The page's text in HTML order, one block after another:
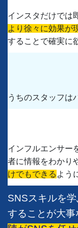
インスタだけでは
より徐々に効果が
することで確実に
うちのスタッフは
インフルエンサー
者に情報をわかり
けでもできる よう
SNSスキルを
することが大事